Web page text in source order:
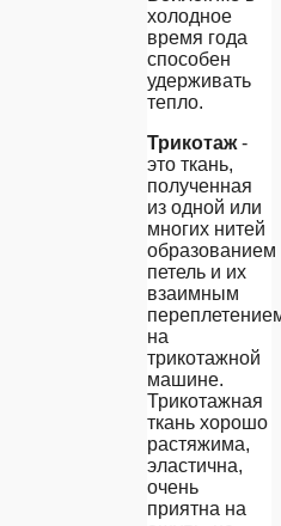
холодное
время года
способен
удерживать
тепло.
Трикотаж-
это ткань,
полученная
из одной или
многих нитей
образованием
петель и их
взаимным
на
трикотажной
машине.
Трикотажная
ткань хорошо
растяжима,
эластична,
очень
приятна на